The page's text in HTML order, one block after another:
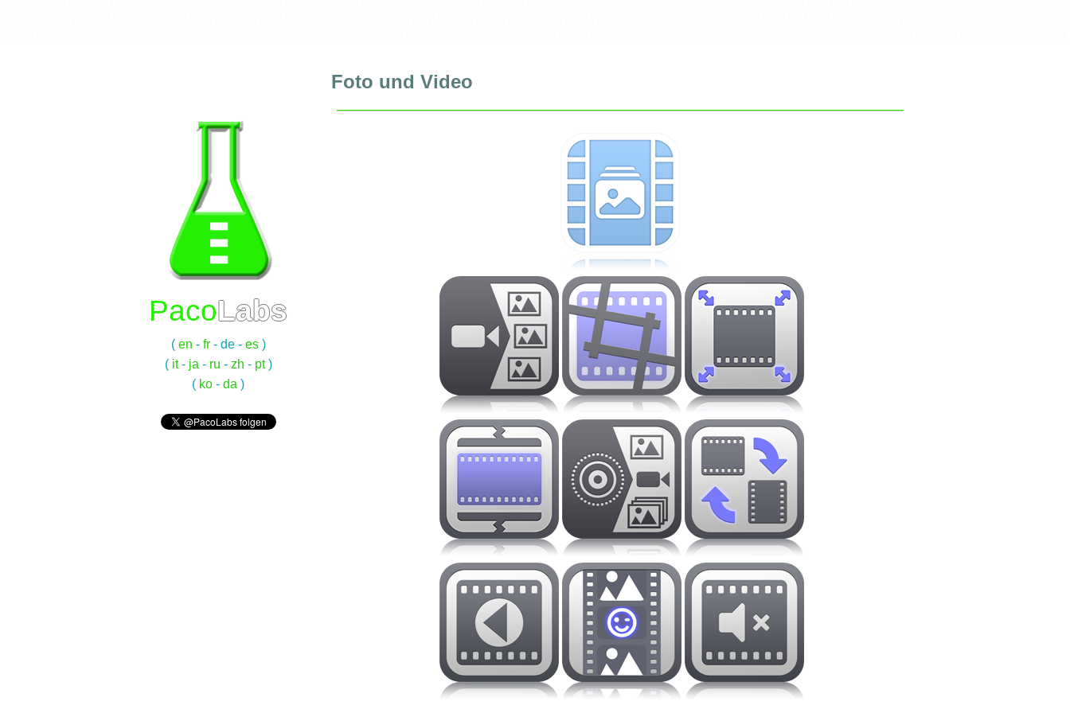
1 O 1 1 O 1 O O 1 O 1 1 O 1 1 O O O 1 1 O 1 1 O O O O 1 O O O O O O 1 1 O O O 1 O O 1 1 O O 1 O 1 O O 1 O O O O O O 1 1 1 O 1 O O O 1 1 O 1 1 1 1 O O 1 O O O O O O 1 1 O 1 O 1 1 O 1 1 O 1 1 1 O O 1 1 O 1 1 1 1 O 1 1 1 O 1 1 1 O O 1 O O O O O O 1 1 O O O O 1 O 1 1 O 1 1 1 O O 1 1 O O 1 O O O O 1 O O O O O O 1 1 1 O 1 O 1 O 1 1 O 1 1 1 O O
1 1 O O 1 O O O 1 1 O O 1 O 1 O 1 1 1 O O 1 O O 1 1 1 O O 1 1 O 1 1 1 O 1 O O O 1 1 O O
PacoLabs
( en - fr- de- es)
( it- ja - ru - zh - pt)
( ko - da )
Foto und Video